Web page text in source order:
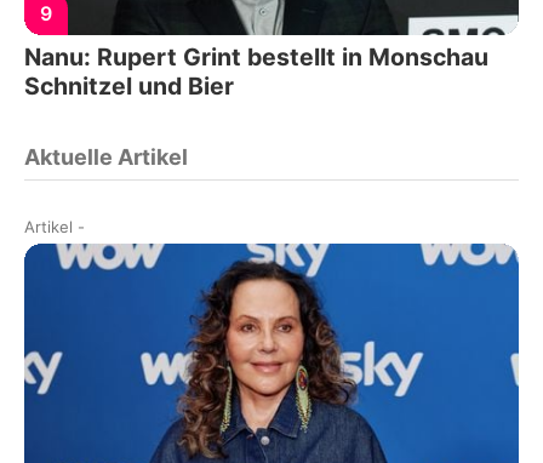
9
Nanu: Rupert Grint bestellt in Monschau
Schnitzel und Bier
Aktuelle Artikel
Artikel -